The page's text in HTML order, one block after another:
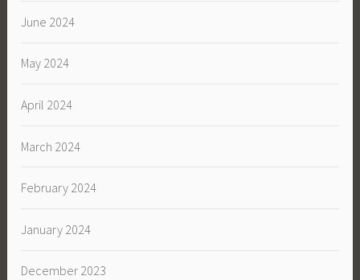
June 2024
May 2024
April 2024
March 2024
February 2024
January 2024
December 2023